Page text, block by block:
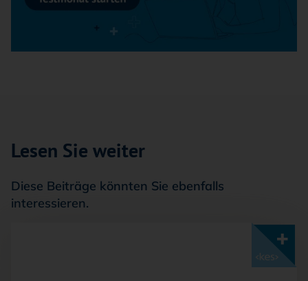
Lesen Sie weiter
Diese Beiträge könnten Sie ebenfalls
interessieren.